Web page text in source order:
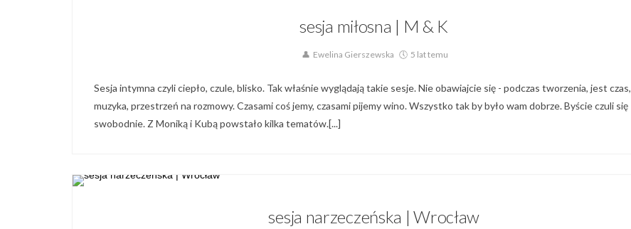
sesja miłosna | M & K
Ewelina Gierszewska 5 lat temu
Sesja intymna czyli ciepło, czule, blisko. Tak właśnie wyglądają takie sesje. Nie obawiajcie się - podczas tworzenia, jest czas,
muzyka, przestrzeń na rozmowy. Czasami coś jemy, czasami pijemy wino. Wszystko tak by było wam dobrze. Byście czuli się
swobodnie. Z Moniką i Kubą powstało kilka tematów.[...]
sesja narzeczeńska | Wrocław